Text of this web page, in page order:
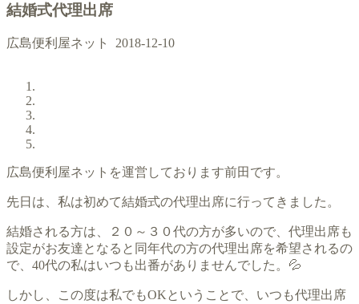
結婚式代理出席
広島便利屋ネット 2018-12-10
広島便利屋ネットを運営しております前田です。
先日は、私は初めて結婚式の代理出席に行ってきました。
結婚される方は、２０～３０代の方が多いので、代理出席も
設定がお友達となると同年代の方の代理出席を希望されるの
で、40代の私はいつも出番がありませんでした。💦
しかし、この度は私でもOKということで、いつも代理出席